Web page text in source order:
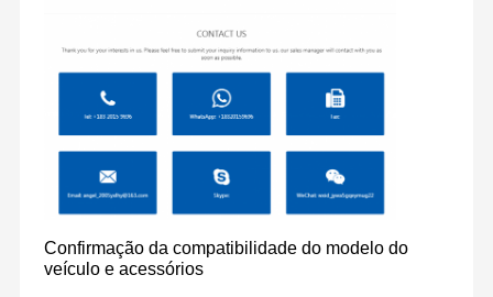
Confirmação da compatibilidade do modelo do
veículo e acessórios